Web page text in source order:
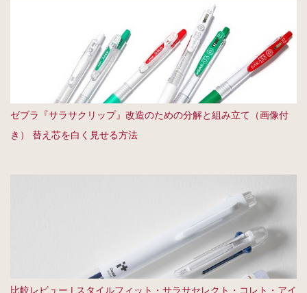
ゼブラ『サラサクリップ』改造のための分解と組み立て（画像付
き） 替え芯を白く見せる方法
比較レビュー | スタイルフィット・サラサセレクト・コレト・アイ